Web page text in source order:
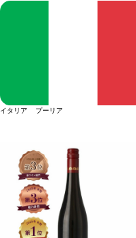
イタリア プーリア